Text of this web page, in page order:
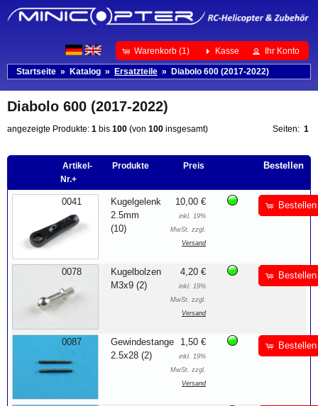
Warenkorb (1) Kasse Ihr Konto
Startseite » Katalog » Ersatzteile » Diabolo 600 (2017-2022)
Diabolo 600 (2017-2022)
Seiten: 1
angezeigte Produkte: 1 bis 100 (von 100 insgesamt)
Artikel-
Nr.+
Produkte Preis Bestellen
0041
Kugelgelenk
2.5mm
(10)
10,00 €
inkl. 19%
MwSt. zzgl.
Versand
Bestellen
0078
Kugelbolzen
M3x9 (2)
4,20 €
inkl. 19%
MwSt. zzgl.
Versand
Bestellen
0087
Gewindestange
2.5x28 (2)
1,50 €
inkl. 19%
MwSt. zzgl.
Versand
Bestellen